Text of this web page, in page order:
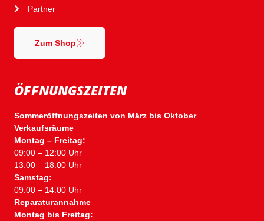
ÖFFNUNGSZEITEN
Sommeröffnungszeiten von März bis Oktober
Verkaufsräume
Montag – Freitag:
09:00 – 12:00 Uhr
13:00 – 18:00 Uhr
Samstag:
09:00 – 14:00 Uhr
Reparaturannahme
Montag bis Freitag:
Partner
Zum Shop